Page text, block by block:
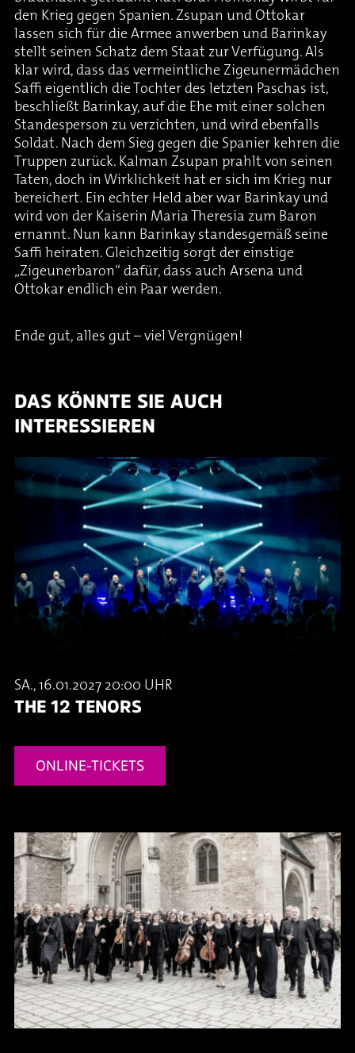
den Krieg gegen Spanien. Zsupan und Ottokar
lassen sich für die Armee anwerben und Barinkay
stellt seinen Schatz dem Staat zur Verfügung. Als
klar wird, dass das vermeintliche Zigeunermädchen
Saffi eigentlich die Tochter des letzten Paschas ist,
beschließt Barinkay, auf die Ehe mit einer solchen
Standesperson zu verzichten, und wird ebenfalls
Soldat. Nach dem Sieg gegen die Spanier kehren die
Truppen zurück. Kalman Zsupan prahlt von seinen
Taten, doch in Wirklichkeit hat er sich im Krieg nur
bereichert. Ein echter Held aber war Barinkay und
wird von der Kaiserin Maria Theresia zum Baron
ernannt. Nun kann Barinkay standesgemäß seine
Saffi heiraten. Gleichzeitig sorgt der einstige
„Zigeunerbaron“ dafür, dass auch Arsena und
Ottokar endlich ein Paar werden.
Ende gut, alles gut – viel Vergnügen!
DAS KÖNNTE SIE AUCH
INTERESSIEREN
SA., 16.01.2027 20:00 UHR
THE 12 TENORS
ONLINE-TICKETS